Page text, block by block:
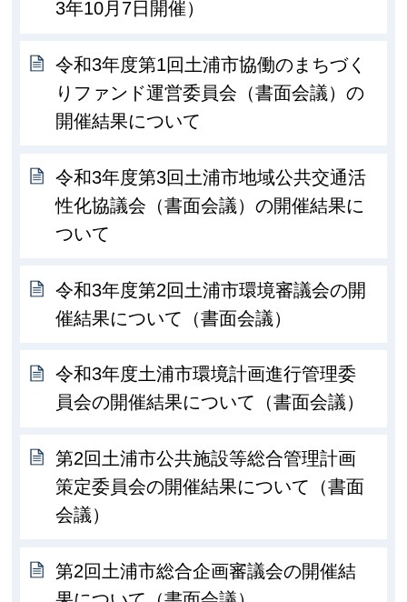
3年10月7日開催）
令和3年度第1回土浦市協働のまちづく
りファンド運営委員会（書面会議）の
開催結果について
令和3年度第3回土浦市地域公共交通活
性化協議会（書面会議）の開催結果に
ついて
令和3年度第2回土浦市環境審議会の開
催結果について（書面会議）
令和3年度土浦市環境計画進行管理委
員会の開催結果について（書面会議）
第2回土浦市公共施設等総合管理計画
策定委員会の開催結果について（書面
会議）
第2回土浦市総合企画審議会の開催結